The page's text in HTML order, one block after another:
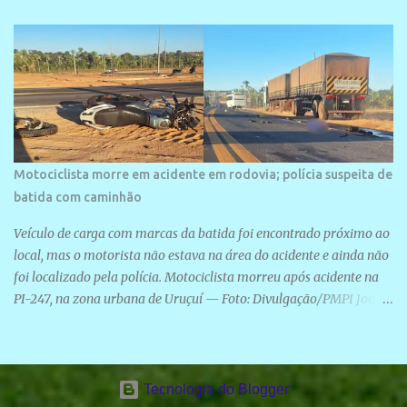
Motociclista morre em acidente em rodovia; polícia suspeita de
batida com caminhão
Veículo de carga com marcas da batida foi encontrado próximo ao
local, mas o motorista não estava na área do acidente e ainda não
foi localizado pela polícia. Motociclista morreu após acidente na
PI-247, na zona urbana de Uruçuí — Foto: Divulgação/PMPI João
A Polícia Militar informou que um caminhão com marcas de
colisão foi encontrado próximo ao local. Segundo o 10º Batalhão
Tecnologia do Blogger